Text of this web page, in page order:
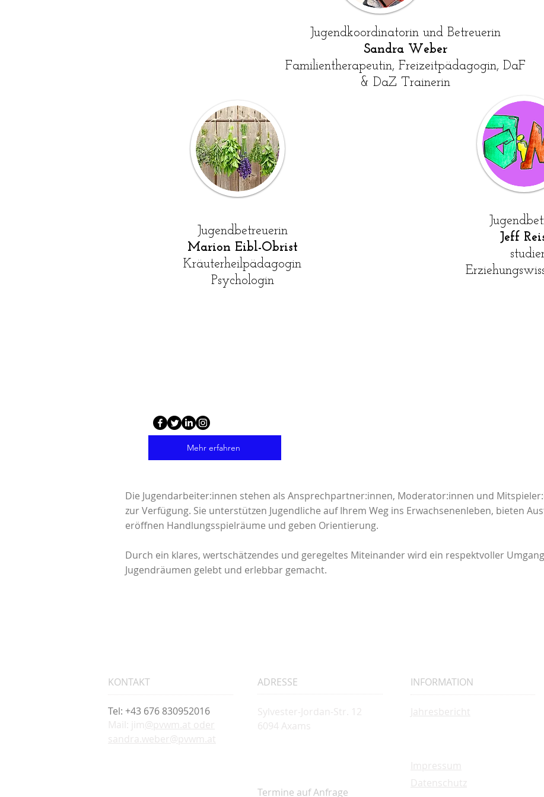
Jugendkoordinatorin und Betreuerin
Sandra Weber
Familientherapeutin, Freizeitpädagogin, DaF
& DaZ Trainerin
Jugendbetreuerin
Marion Eibl-Obrist
Kräuterheilpädagogin
Psychologin
Jeff
Mehr erfahren
Die Jugendarbeiter:innen stehen als Ansprechpartner:innen, Moderator:innen und
zur Verfügung. Sie unterstützen Jugendliche auf Ihrem Weg ins Erwachsenenleben, bieten
eröffnen Handlungsspielräume und geben Orientierung.
Durch ein klares, wertschätzendes und geregeltes Miteinander wird ein respektvoller
Jugendräumen gelebt und erlebbar gemacht.
Sylvester-Jordan-Str. 12
6094 Axams
KONTAKT
Tel: +43 676 830952016
Mail: jim@pvwm.at oder
sandra.weber@pvwm.at
Termine auf Anfrage
ADRESSE INFORMATION
Impressum
Datenschutz
Jahresbericht